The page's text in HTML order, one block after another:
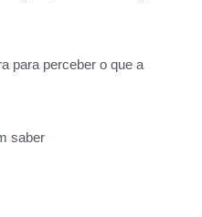
para perceber o que a
saber